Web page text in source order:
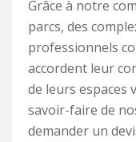
Grâce à notre
parcs, des
professionnels
accordent leur
de leurs espaces
savoir-faire de
demander un